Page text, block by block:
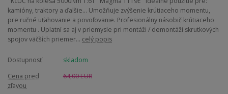
kamióny, traktory a ďalšie... Umožňuje zvýšenie krútiaceho momentu,
pre ručné uťahovanie a povoľovanie. Profesionálny násobič krútiaceho
momentu . Uplatní sa aj v priemysle pri montáži / demontáži skrutkových
spojov väčších priemer... celý popis
Dostupnosť
skladom
Cena pred
zľavou
64,00 EUR